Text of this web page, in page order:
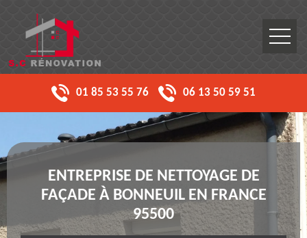
01 85 53 55 76 06 13 50 59 51
ENTREPRISE DE NETTOYAGE DE
FAÇADE À BONNEUIL EN FRANCE
95500